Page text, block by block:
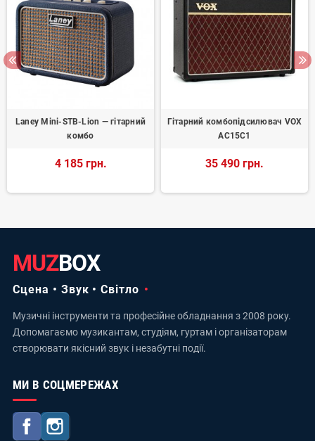
Laney Mini-STB-Lion — гітарний
комбо
4 185 грн.
Гітарний комбопідсилювач VOX
AC15C1
35 490 грн.
MUZBOX
Сцена • Звук • Світло
Музичні інструменти та професійне обладнання з 2008 року.
Допомагаємо музикантам, студіям, гуртам і організаторам
створювати якісний звук і незабутні події.
МИ В СОЦМЕРЕЖАХ
Facebook